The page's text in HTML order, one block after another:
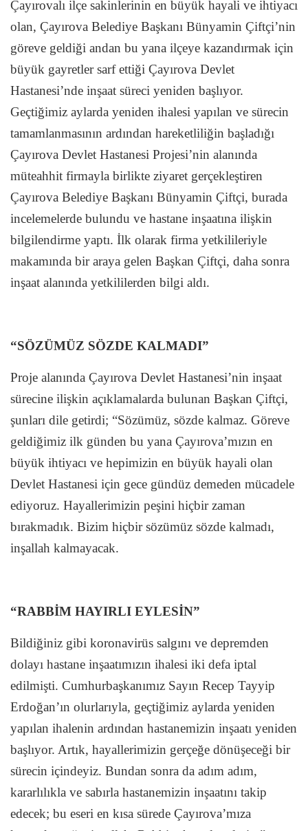
Çayırovalı ilçe sakinlerinin en büyük hayali ve ihtiyacı
olan, Çayırova Belediye Başkanı Bünyamin Çiftçi’nin
göreve geldiği andan bu yana ilçeye kazandırmak için
büyük gayretler sarf ettiği Çayırova Devlet
Hastanesi’nde inşaat süreci yeniden başlıyor.
Geçtiğimiz aylarda yeniden ihalesi yapılan ve sürecin
tamamlanmasının ardından hareketliliğin başladığı
Çayırova Devlet Hastanesi Projesi’nin alanında
müteahhit firmayla birlikte ziyaret gerçekleştiren
Çayırova Belediye Başkanı Bünyamin Çiftçi, burada
incelemelerde bulundu ve hastane inşaatına ilişkin
bilgilendirme yaptı. İlk olarak firma yetkilileriyle
makamında bir araya gelen Başkan Çiftçi, daha sonra
inşaat alanında yetkililerden bilgi aldı.
“SÖZÜMÜZ SÖZDE KALMADI”
Proje alanında Çayırova Devlet Hastanesi’nin inşaat
sürecine ilişkin açıklamalarda bulunan Başkan Çiftçi,
şunları dile getirdi; “Sözümüz, sözde kalmaz. Göreve
geldiğimiz ilk günden bu yana Çayırova’mızın en
büyük ihtiyacı ve hepimizin en büyük hayali olan
Devlet Hastanesi için gece gündüz demeden mücadele
ediyoruz. Hayallerimizin peşini hiçbir zaman
bırakmadık. Bizim hiçbir sözümüz sözde kalmadı,
inşallah kalmayacak.
“RABBİM HAYIRLI EYLESİN”
Bildiğiniz gibi koronavirüs salgını ve depremden
dolayı hastane inşaatımızın ihalesi iki defa iptal
edilmişti. Cumhurbaşkanımız Sayın Recep Tayyip
Erdoğan’ın olurlarıyla, geçtiğimiz aylarda yeniden
yapılan ihalenin ardından hastanemizin inşaatı yeniden
başlıyor. Artık, hayallerimizin gerçeğe dönüşeceği bir
sürecin içindeyiz. Bundan sonra da adım adım,
kararlılıkla ve sabırla hastanemizin inşaatını takip
edecek; bu eseri en kısa sürede Çayırova’mıza